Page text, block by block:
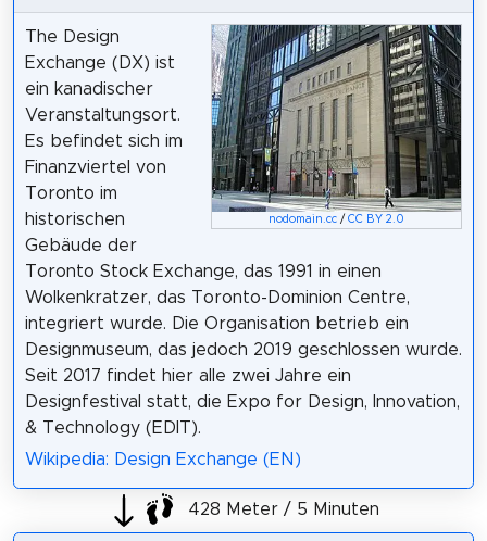
nodomain.cc /CC BY 2.0
The Design
Exchange (DX) ist
ein kanadischer
Veranstaltungsort.
Es befindet sich im
Finanzviertel von
Toronto im
historischen
Gebäude der
Toronto Stock Exchange, das 1991 in einen
Wolkenkratzer, das Toronto-Dominion Centre,
integriert wurde. Die Organisation betrieb ein
Designmuseum, das jedoch 2019 geschlossen wurde.
Seit 2017 findet hier alle zwei Jahre ein
Designfestival statt, die Expo for Design, Innovation,
& Technology (EDIT).
Wikipedia: Design Exchange (EN)
428 Meter / 5 Minuten